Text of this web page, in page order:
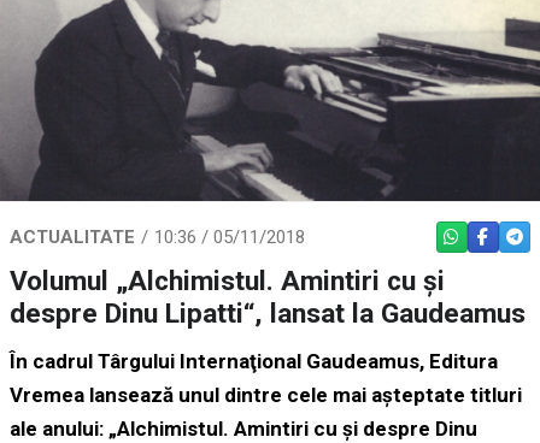
ACTUALITATE 10:36 / 05/11/2018 WHATSAPP
Volumul „Alchimistul. Amintiri cu şi
despre Dinu Lipatti“, lansat la Gaudeamus
În cadrul Târgului Internaţional Gaudeamus, Editura
Vremea lansează unul dintre cele mai aşteptate titluri
ale anului: „Alchimistul. Amintiri cu şi despre Dinu